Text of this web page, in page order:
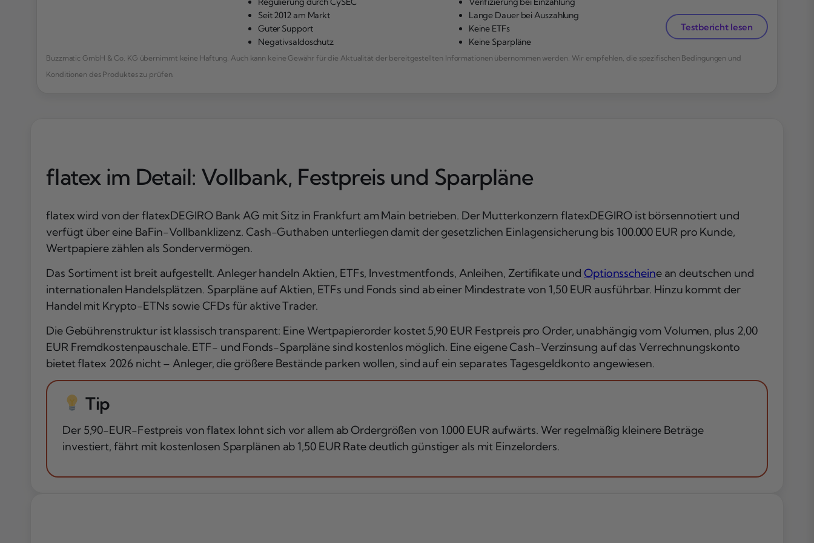
Seit 2012 am Markt
Guter Support
Negativsaldoschutz
Lange Dauer bei Auszahlung
Keine ETFs
Keine Sparpläne
Testbericht lesen
Buzzmatic GmbH & Co. KG übernimmt keine Haftung. Auch kann keine Gewähr für die Aktualität der bereitgestellten Informationen übernommen werden. Wir empfehlen, die spezifischen Bedingungen und
Konditionen des Produktes zu prüfen.
flatex im Detail: Vollbank, Festpreis und Sparpläne
flatex wird von der flatexDEGIRO Bank AG mit Sitz in Frankfurt am Main betrieben. Der Mutterkonzern flatexDEGIRO ist börsennotiert und
verfügt über eine BaFin-Vollbanklizenz. Cash-Guthaben unterliegen damit der gesetzlichen Einlagensicherung bis 100.000 EUR pro Kunde,
Wertpapiere zählen als Sondervermögen.
Das Sortiment ist breit aufgestellt. Anleger handeln Aktien, ETFs, Investmentfonds, Anleihen, Zertifikate undOptionsscheine an deutschen und
internationalen Handelsplätzen. Sparpläne auf Aktien, ETFs und Fonds sind ab einer Mindestrate von 1,50 EUR ausführbar. Hinzu kommt der
Handel mit Krypto-ETNs sowie CFDs für aktive Trader.
Die Gebührenstruktur ist klassisch transparent: Eine Wertpapierorder kostet 5,90 EUR Festpreis pro Order, unabhängig vom Volumen, plus 2,00
EUR Fremdkostenpauschale. ETF- und Fonds-Sparpläne sind kostenlos möglich. Eine eigene Cash-Verzinsung auf das Verrechnungskonto
bietet flatex 2026 nicht – Anleger, die größere Bestände parken wollen, sind auf ein separates Tagesgeldkonto angewiesen.
Tip
Der 5,90-EUR-Festpreis von flatex lohnt sich vor allem ab Ordergrößen von 1.000 EUR aufwärts. Wer regelmäßig kleinere Beträge
investiert, fährt mit kostenlosen Sparplänen ab 1,50 EUR Rate deutlich günstiger als mit Einzelorders.